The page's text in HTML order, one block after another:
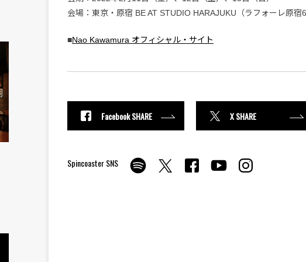
会場：東京・原宿 BE AT STUDIO HARAJUKU（ラフォーレ原宿
■Nao Kawamura オフィシャル・サイト
Facebook SHARE X SHARE
Spincoaster SNS